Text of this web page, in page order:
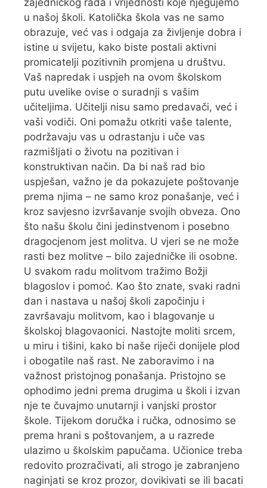
u našoj školi. Katolička škola vas ne samo
obrazuje, već vas i odgaja za življenje dobra i
istine u svijetu, kako biste postali aktivni
promicatelji pozitivnih promjena u društvu.
Vaš napredak i uspjeh na ovom školskom
putu uvelike ovise o suradnji s vašim
učiteljima. Učitelji nisu samo predavači, već i
vaši vodiči. Oni pomažu otkriti vaše talente,
podržavaju vas u odrastanju i uče vas
razmišljati o životu na pozitivan i
konstruktivan način. Da bi naš rad bio
uspješan, važno je da pokazujete poštovanje
prema njima – ne samo kroz ponašanje, već i
kroz savjesno izvršavanje svojih obveza. Ono
što našu školu čini jedinstvenom i posebno
dragocjenom jest molitva. U vjeri se ne može
rasti bez molitve – bilo zajedničke ili osobne.
U svakom radu molitvom tražimo Božji
blagoslov i pomoć. Kao što znate, svaki radni
dan i nastava u našoj školi započinju i
završavaju molitvom, kao i blagovanje u
školskoj blagovaonici. Nastojte moliti srcem,
u miru i tišini, kako bi naše riječi donijele plod
i obogatile naš rast. Ne zaboravimo i na
važnost pristojnog ponašanja. Pristojno se
ophodimo jedni prema drugima u školi i izvan
nje te čuvajmo unutarnji i vanjski prostor
škole. Tijekom doručka i ručka, odnosimo se
prema hrani s poštovanjem, a u razrede
ulazimo u školskim papučama. Učionice treba
redovito prozračivati, ali strogo je zabranjeno
naginjati se kroz prozor, dovikivati se ili bacati